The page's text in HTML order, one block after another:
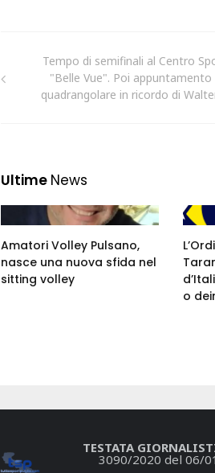
Tempo di semifinali al Centro
"Belle Vue". Poi appuntamento
quadrangolare in ricordo di
Ultime News
Amatori Volley Pulsano,
nasce una nuova sfida nel
sitting volley
o
TESTATA
3090/2020 del 06/